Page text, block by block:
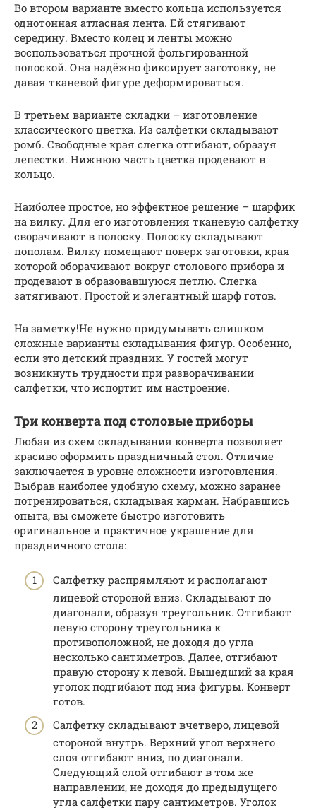
Во втором варианте вместо кольца используется
однотонная атласная лента. Ей стягивают
середину. Вместо колец и ленты можно
воспользоваться прочной фольгированной
полоской. Она надёжно фиксирует заготовку, не
давая тканевой фигуре деформироваться.
В третьем варианте складки – изготовление
классического цветка. Из салфетки складывают
ромб. Свободные края слегка отгибают, образуя
лепестки. Нижнюю часть цветка продевают в
кольцо.
Наиболее простое, но эффектное решение – шарфик
на вилку. Для его изготовления тканевую салфетку
сворачивают в полоску. Полоску складывают
пополам. Вилку помещают поверх заготовки, края
которой оборачивают вокруг столового прибора и
продевают в образовавшуюся петлю. Слегка
затягивают. Простой и элегантный шарф готов.
На заметку!Не нужно придумывать слишком
сложные варианты складывания фигур. Особенно,
если это детский праздник. У гостей могут
возникнуть трудности при разворачивании
салфетки, что испортит им настроение.
Три конверта под столовые приборы
Любая из схем складывания конверта позволяет
красиво оформить праздничный стол. Отличие
заключается в уровне сложности изготовления.
Выбрав наиболее удобную схему, можно заранее
потренироваться, складывая карман. Набравшись
опыта, вы сможете быстро изготовить
оригинальное и практичное украшение для
праздничного стола:
Салфетку распрямляют и располагают
лицевой стороной вниз. Складывают по
диагонали, образуя треугольник. Отгибают
левую сторону треугольника к
противоположной, не доходя до угла
несколько сантиметров. Далее, отгибают
правую сторону к левой. Вышедший за края
уголок подгибают под низ фигуры. Конверт
готов.
Салфетку складывают вчетверо, лицевой
стороной внутрь. Верхний угол верхнего
слоя отгибают вниз, по диагонали.
Следующий слой отгибают в том же
направлении, не доходя до предыдущего
угла салфетки пару сантиметров. Уголок